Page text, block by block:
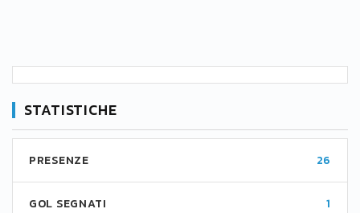
STATISTICHE
PRESENZE 26
GOL SEGNATI 1